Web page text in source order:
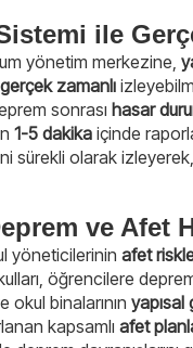
ile
yönetim merkezine,
zamanlı
sonrası hasar
1-5 dakika içinde
sürekli olarak
ve Afet
yöneticilerinin afet
öğrencilere
okul binalarının yapısal
kapsamlı afet